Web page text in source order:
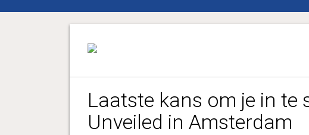
Laatste kans om je in te
Unveiled in Amsterdam